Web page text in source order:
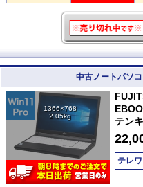
中古ノートパソ
1366×768
2.05kg
テン
テレ